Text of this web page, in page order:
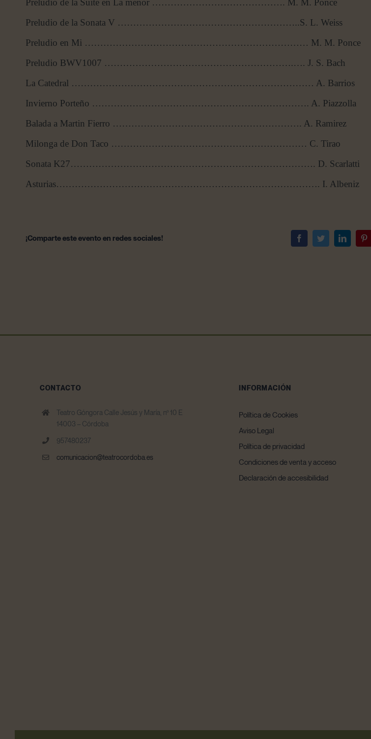
Preludio de la Suite en La menor ……………………………………. M. M. Ponce
Preludio de la Sonata V …………………………………………………..S. L. Weiss
Preludio en Mi ……………………………………………………………… M. M. Ponce
Preludio BWV1007 …………………………………………………….…. J. S. Bach
La Catedral …………………………………………………………………… A. Barrios
Invierno Porteño ……………………………………………………………. A. Piazzolla
Balada a Martin Fierro ……………………………………………………. A. Ramirez
Milonga de Don Taco ……………………………………………………… C. Tirao
Sonata K27……………………………………………………………………. D. Scarlatti
Asturias…………………………………………………………………………. I. Albeniz
¡Comparte este evento en redes sociales! FacebookTwitterLinkedIn
CONTACTO
Teatro Góngora Calle Jesús y María, nº 10 E
14003 – Córdoba
957480237
comunicacion@teatrocordoba.es
INFORMACIÓN
Política de Cookies
Aviso Legal
Política de privacidad
Condiciones de venta y acceso
Declaración de accesibilidad